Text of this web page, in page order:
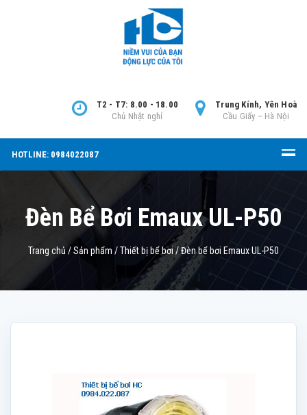
Trung Kính, Yên Hoà
Cầu Giấy – Hà Nội
T2 - T7: 8.00 - 18.00
Chủ Nhật nghỉ
HOTLINE: 0984022087
Đèn Bể Bơi Emaux UL-P50
Trang chủ /Sản phẩm /Thiết bị bể bơi/Đèn bể bơi Emaux UL-P50